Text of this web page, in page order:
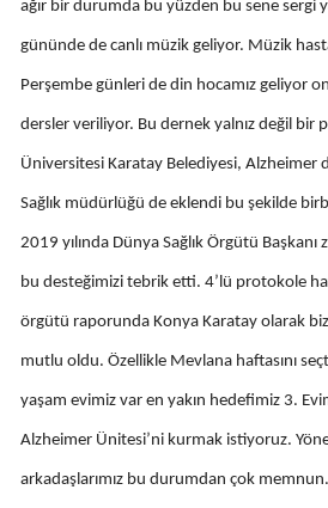
ağır bir durumda bu yüzden bu sene sergi
gününde de canlı müzik geliyor. Müzik
Perşembe günleri de din hocamız geliyor
dersler veriliyor. Bu dernek yalnız değil bir
Üniversitesi Karatay Belediyesi, Alzheimer
Sağlık müdürlüğü de eklendi bu şekilde
2019 yılında Dünya Sağlık Örgütü
bu desteğimizi tebrik etti. 4’lü protokole
örgütü raporunda Konya Karatay olarak
mutlu oldu. Özellikle Mevlana haftasını
yaşam evimiz var en yakın hedefimiz 3.
Alzheimer Ünitesi’ni kurmak istiyoruz.
arkadaşlarımız bu durumdan çok